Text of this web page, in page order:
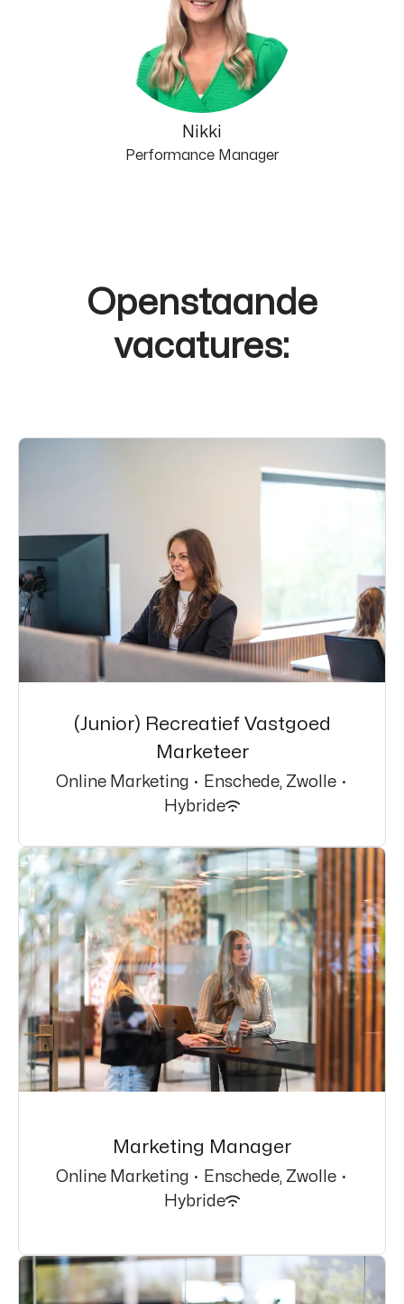
Nikki
Performance Manager
Openstaande
vacatures:
(Junior) Recreatief Vastgoed
Marketeer
Online Marketing · Enschede, Zwolle ·
Hybride
Marketing Manager
Online Marketing · Enschede, Zwolle ·
Hybride